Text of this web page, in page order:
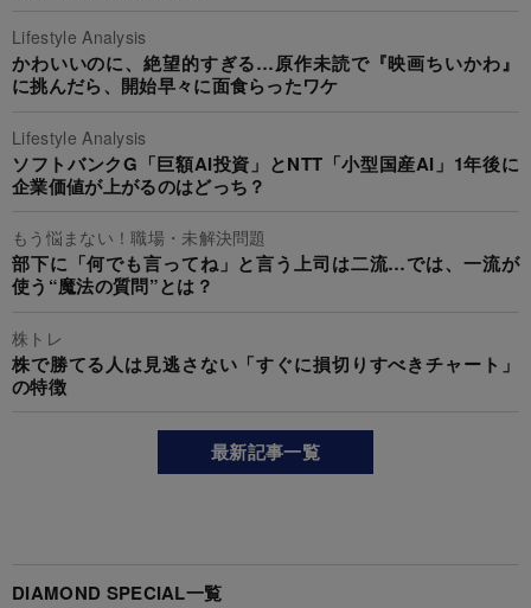
Lifestyle Analysis
かわいいのに、絶望的すぎる…原作未読で『映画ちいかわ』
に挑んだら、開始早々に面食らったワケ
Lifestyle Analysis
ソフトバンクG「巨額AI投資」とNTT「小型国産AI」1年後に
企業価値が上がるのはどっち？
もう悩まない！職場・未解決問題
部下に「何でも言ってね」と言う上司は二流…では、一流が
使う“魔法の質問”とは？
株トレ
株で勝てる人は見逃さない「すぐに損切りすべきチャート」
の特徴
最新記事一覧
DIAMOND SPECIAL一覧